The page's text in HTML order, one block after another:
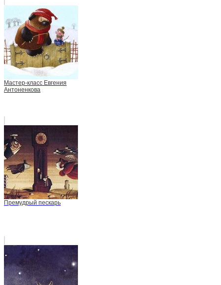
Мастер-класс Евгения
Антоненкова
Премудрый пескарь